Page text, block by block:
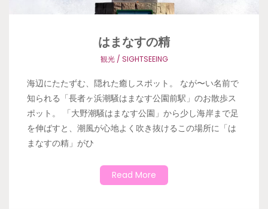
はまなすの精
観光 / SIGHTSEEING
海辺にたたずむ、隠れた癒しスポット。 なが〜い名前で
知られる「長者ヶ浜潮騒はまなす公園前駅」のお散歩ス
ポット。 「大野潮騒はまなす公園」から少し海岸まで足
を伸ばすと、潮風が心地よく吹き抜けるこの場所に「は
まなすの精」がひ
Read More